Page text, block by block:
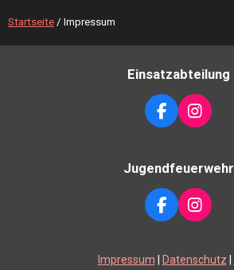
Startseite / Impressum
Einsatzabteilung
F
A
E
B
O
O
K
I
N
T
A
G
R
A
Jugendfeuerwehr
F
A
E
I
N
T
Impressum Datenschutz